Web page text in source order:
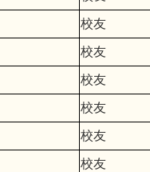
校友
校友
校友
校友
校友
校友